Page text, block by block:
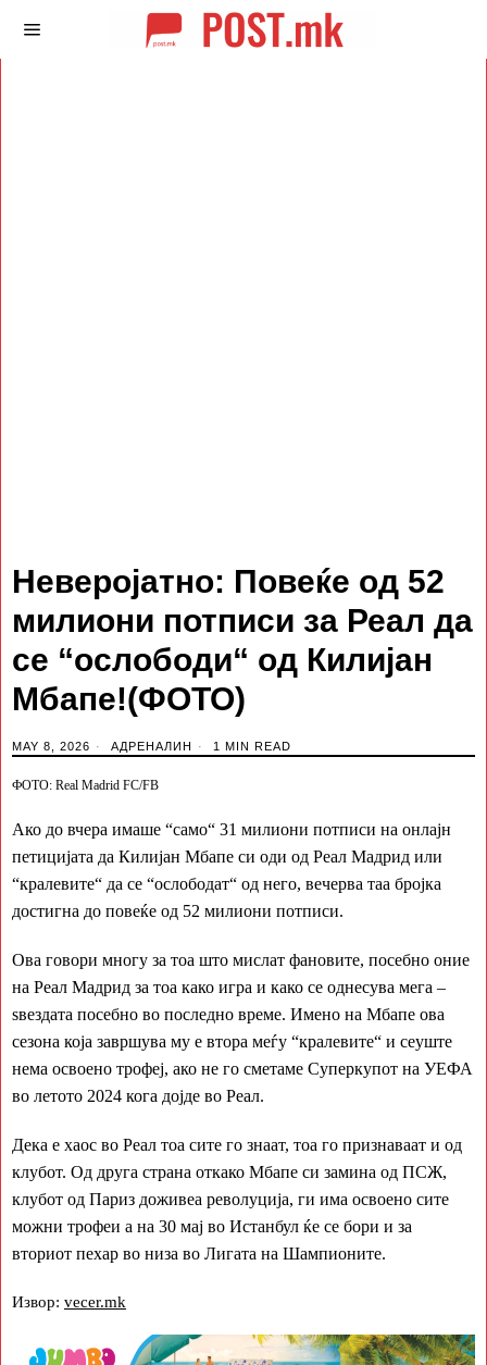
Неверојатно: Повеќе од 52
милиони потписи за Реал да
се “ослободи“ од Килијан
Мбапе!(ФОТО)
MAY 8, 2026 АДРЕНАЛИН 1 MIN READ
ФОТО: Real Madrid FC/FB
Ако до вчера имаше “само“ 31 милиони потписи на онлајн
петицијата да Килијан Мбапе си оди од Реал Мадрид или
“кралевите“ да се “ослободат“ од него, вечерва таа бројка
достигна до повеќе од 52 милиони потписи.
Ова говори многу за тоа што мислат фановите, посебно оние
на Реал Мадрид за тоа како игра и како се однесува мега –
ѕвездата посебно во последно време. Имено на Мбапе ова
сезона која завршува му е втора меѓу “кралевите“ и сеуште
нема освоено трофеј, ако не го сметаме Суперкупот на УЕФА
во летото 2024 кога дојде во Реал.
Дека е хаос во Реал тоа сите го знаат, тоа го признаваат и од
клубот. Од друга страна откако Мбапе си замина од ПСЖ,
клубот од Париз доживеа револуција, ги има освоено сите
можни трофеи а на 30 мај во Истанбул ќе се бори и за
вториот пехар во низа во Лигата на Шампионите.
Извор: vecer.mk